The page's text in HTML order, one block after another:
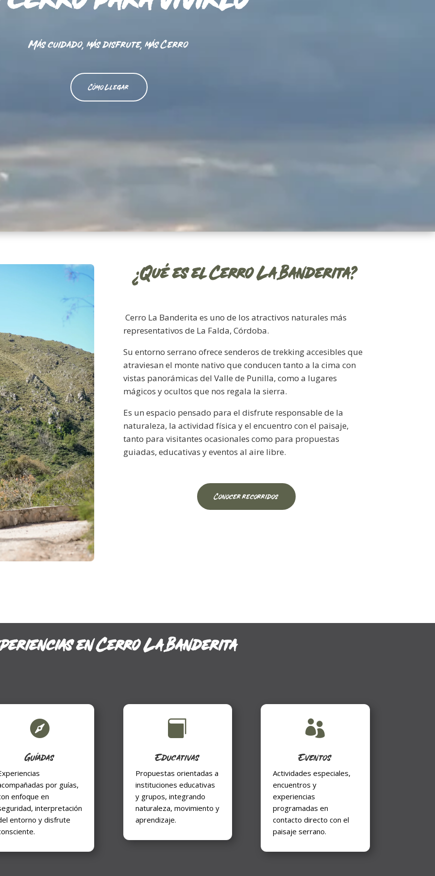
Más cuidado, más disfrute, más Cerro
Cómo Llegar
¿Qué es el Cerro La Banderita?
Cerro La Banderita es uno de los atractivos naturales más
representativos de La Falda, Córdoba.
Su entorno serrano ofrece senderos de trekking accesibles que
atraviesan el monte nativo que conducen tanto a la cima con
vistas panorámicas del Valle de Punilla, como a lugares
mágicos y ocultos que nos regala la sierra.
Es un espacio pensado para el disfrute responsable de la
naturaleza, la actividad física y el encuentro con el paisaje,
tanto para visitantes ocasionales como para propuestas
guiadas, educativas y eventos al aire libre.
Conocer recorridos
en Cerro La Banderita

Guíadas
por guías,
enfoque en
interpretación
entorno y disfrute

Educativas
Propuestas orientadas a
instituciones educativas
y grupos, integrando
naturaleza, movimiento y
aprendizaje.

Eventos
Actividades especiales,
encuentros y
experiencias
programadas en
contacto directo con el
paisaje serrano.